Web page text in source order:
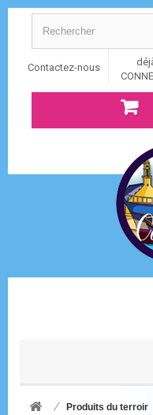
Contactez-nous
Produits du terroir